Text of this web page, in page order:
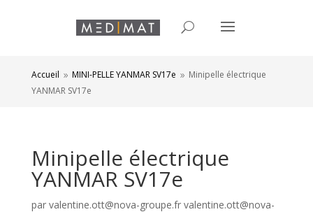
Accueil 9 MINI-PELLE YANMAR SV17e 9 Minipelle électrique
YANMAR SV17e
Minipelle électrique
YANMAR SV17e
par valentine.ott@nova-groupe.fr valentine.ott@nova-